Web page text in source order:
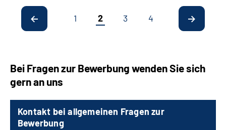
1 2 3 4
Bei Fragen zur Bewerbung wenden Sie sich
gern an uns
Kontakt bei allgemeinen Fragen zur
Bewerbung